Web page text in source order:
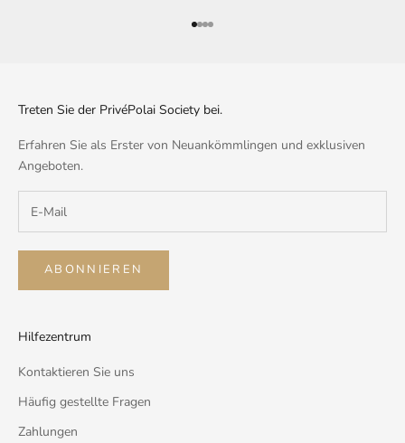
Gehe zu Element 1
Gehe zu Element 2
Gehe zu Element 3
Gehe zu Element 4
Treten Sie der PrivéPolai Society bei.
Erfahren Sie als Erster von Neuankömmlingen und exklusiven
Angeboten.
ABONNIEREN
Hilfezentrum
Kontaktieren Sie uns
Häufig gestellte Fragen
Zahlungen